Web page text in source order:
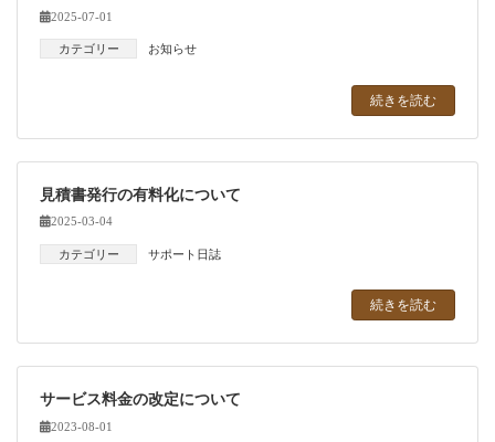
2025-07-01
カテゴリー お知らせ
続きを読む
見積書発行の有料化について
2025-03-04
カテゴリー サポート日誌
続きを読む
サービス料金の改定について
2023-08-01